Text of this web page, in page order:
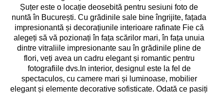
Șuțer este o locație deosebită pentru sesiuni foto de
nuntă în București. Cu grădinile sale bine îngrijite, fațada
impresionantă și decorațiunile interioare rafinate Fie că
alegeți să vă pozionați în fața scărilor mari, în fața unuia
dintre vitraliile impresionante sau în grădinile pline de
flori, veți avea un cadru elegant și romantic pentru
fotografiile dvs.In interior, designul este la fel de
spectaculos, cu camere mari și luminoase, mobilier
elegant și elemente decorative sofisticate. Odată ce pasiți